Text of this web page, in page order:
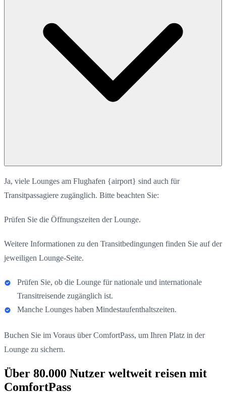
Ja, viele Lounges am Flughafen {airport} sind auch für
Transitpassagiere zugänglich. Bitte beachten Sie:
Prüfen Sie die Öffnungszeiten der Lounge.
Weitere Informationen zu den Transitbedingungen finden Sie auf der
jeweiligen Lounge-Seite.
Prüfen Sie, ob die Lounge für nationale und internationale
Transitreisende zugänglich ist.
Manche Lounges haben Mindestaufenthaltszeiten.
Buchen Sie im Voraus über ComfortPass, um Ihren Platz in der
Lounge zu sichern.
Über 80.000 Nutzer weltweit reisen mit
ComfortPass